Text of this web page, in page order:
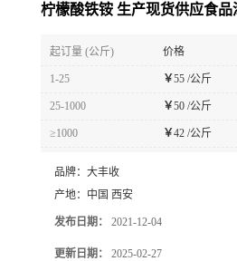
柠檬酸铁铵 生产现货供应食品
起订量 (公斤) 价格
1-25 ￥55 /公斤
25-1000 ￥50 /公斤
≥1000 ￥42 /公斤
品牌： 大丰收
产地： 中国 西安
发布日期： 2021-12-04
更新日期： 2025-02-27